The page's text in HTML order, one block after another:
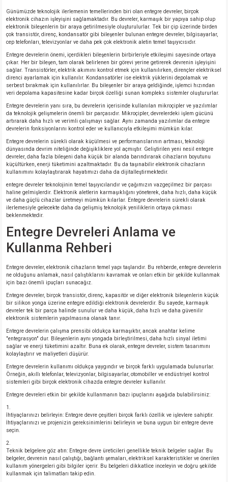
Günümüzde teknolojik ilerlemenin temellerinden biri olan entegre devreler, birçok
elektronik cihazın işleyişini sağlamaktadır. Bu devreler, karmaşık bir yapıya sahip olup
elektronik bileşenlerin bir araya getirilmesiyle oluşturulurlar. Tek bir çip üzerinde birden
çok transistör, direnç, kondansatör gibi bileşenler bulunan entegre devreler, bilgisayarlar,
cep telefonları, televizyonlar ve daha pek çok elektronik aletin temel taşıyıcısıdır.
Entegre devrelerin önemi, içerdikleri bileşenlerin birbirleriyle etkileşimi sayesinde ortaya
çıkar. Her bir bileşen, tam olarak belirlenen bir görevi yerine getirerek devrenin işleyişini
sağlar. Transistörler, elektrik akımını kontrol etmek için kullanılırken, dirençler elektriksel
direnci ayarlamak için kullanılır. Kondansatörler ise elektrik yüklerini depolamak ve
serbest bırakmak için kullanılırlar. Bu bileşenler bir araya geldiğinde, işlemci hızından
veri depolama kapasitesine kadar birçok özelliği sunan kompleks sistemler oluştururlar.
Entegre devrelerin yanı sıra, bu devrelerin içerisinde kullanılan mikroçipler ve yazılımlar
da teknolojik gelişmelerin önemli bir parçasıdır. Mikroçipler, devrelerdeki işlem gücünü
artırarak daha hızlı ve verimli çalışmayı sağlar. Aynı zamanda yazılımlar da entegre
devrelerin fonksiyonlarını kontrol eder ve kullanıcıyla etkileşimi mümkün kılar.
Entegre devrelerin sürekli olarak küçülmesi ve performanslarının artması, teknoloji
dünyasında devrim niteliğinde değişikliklere yol açmıştır. Geliştirilen yeni nesil entegre
devreler, daha fazla bileşeni daha küçük bir alanda barındırarak cihazların boyutunu
küçültürken, enerji tüketimini azaltmaktadır. Bu da taşınabilir elektronik cihazların
kullanımını kolaylaştırarak hayatımızı daha da dijitalleştirmektedir.
entegre devreler teknolojinin temel taşıyıcılarıdır ve çağımızın vazgeçilmez bir parçası
haline gelmişlerdir. Elektronik aletlerin karmaşıklığını yöneterek, daha hızlı, daha küçük
ve daha güçlü cihazlar üretmeyi mümkün kılarlar. Entegre devrelerin sürekli olarak
ilerlemesiyle gelecekte daha da gelişmiş teknolojik yeniliklerin ortaya çıkması
beklenmektedir.
Entegre Devreleri Anlama ve
Kullanma Rehberi
Entegre devreler, elektronik cihazların temel yapı taşlarıdır. Bu rehberde, entegre devrelerin
ne olduğunu anlamak, nasıl çalıştıklarını kavramak ve onları etkin bir şekilde kullanmak
için bazı önemli ipuçları sunacağız.
Entegre devreler, birçok transistör, direnç, kapasitör ve diğer elektronik bileşenlerin küçük
bir silikon yonga üzerine entegre edildiği elektronik devrelerdir. Bu sayede, karmaşık
devreler tek bir parça halinde sunulur ve daha küçük, daha hızlı ve daha güvenilir
elektronik sistemlerin yapılmasına olanak tanır.
Entegre devrelerin çalışma prensibi oldukça karmaşıktır, ancak anahtar kelime
"entegrasyon" dur. Bileşenlerin aynı yongada birleştirilmesi, daha hızlı sinyal iletimi
sağlar ve enerji tüketimini azaltır. Buna ek olarak, entegre devreler, sistem tasarımını
kolaylaştırır ve maliyetleri düşürür.
Entegre devrelerin kullanımı oldukça yaygındır ve birçok farklı uygulamada bulunurlar.
Örneğin, akıllı telefonlar, televizyonlar, bilgisayarlar, otomobiller ve endüstriyel kontrol
sistemleri gibi birçok elektronik cihazda entegre devreler kullanılır.
Entegre devreleri etkin bir şekilde kullanmanın bazı ipuçlarını aşağıda bulabilirsiniz:
İhtiyaçlarınızı belirleyin: Entegre devre çeşitleri birçok farklı özellik ve işlevlere sahiptir.
İhtiyaçlarınızı ve projenizin gereksinimlerini belirleyin ve buna uygun bir entegre devre
seçin.
Teknik belgelere göz atın: Entegre devre üreticileri genellikle teknik belgeler sağlar. Bu
belgeler, devrenin nasıl çalıştığı, bağlantı şemaları, elektriksel karakteristikler ve önerilen
kullanım yönergeleri gibi bilgiler içerir. Bu belgeleri dikkatlice inceleyin ve doğru şekilde
kullanmak için talimatları takip edin.